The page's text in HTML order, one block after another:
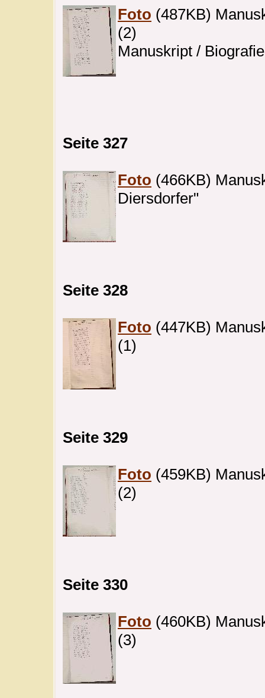
Foto (487KB)
(2)
Manuskript /
Seite 327
Foto (466KB)
Diersdorfer"
Seite 328
Foto (447KB)
(1)
Seite 329
Foto (459KB)
(2)
Seite 330
Foto (460KB)
(3)